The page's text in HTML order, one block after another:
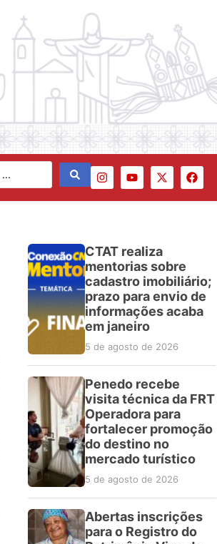
CTAT realiza
mentorias sobre
cadastro imobiliário;
prazo para envio de
informações acaba
em janeiro
5 de agosto de 2026
Penedo recebe
visita técnica da FRT
Operadora para
fortalecer promoção
do destino no
mercado turístico
5 de agosto de 2026
Abertas inscrições
para o Registro do